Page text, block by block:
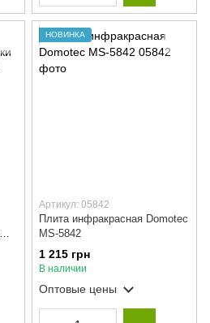
НОВИНКА
Артикул: 05842
Плита инфракрасная Domotec
MS-5842
1 215 грн
В наличии
Оптовые цены